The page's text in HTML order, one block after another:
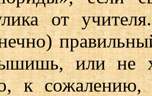
от
или не
к сожалению,